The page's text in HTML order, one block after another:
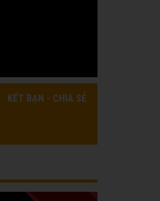
KẾT BẠN - CHIA SẺ